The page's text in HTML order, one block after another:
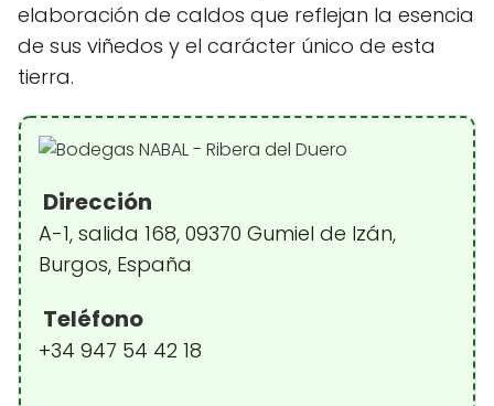
elaboración de caldos que reflejan la esencia
de sus viñedos y el carácter único de esta
tierra.
Dirección
A-1, salida 168, 09370 Gumiel de Izán,
Burgos, España
Teléfono
+34 947 54 42 18